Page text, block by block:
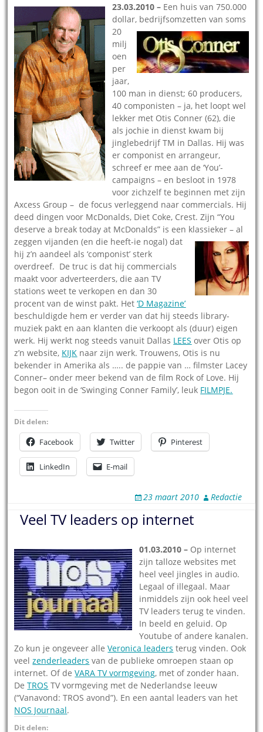
23.03.2010 – Een huis van 750.000
dollar, bedrijfsomzetten van soms
20
milj
oen
per
jaar,
100 man in dienst; 60 producers,
40 componisten – ja, het loopt wel
lekker met Otis Conner (62), die
als jochie in dienst kwam bij
jinglebedrijf TM in Dallas. Hij was
er componist en arrangeur,
schreef er mee aan de ‘You’-
campaigns – en besloot in 1978
voor zichzelf te beginnen met zijn
Axcess Group – de focus verleggend naar commercials. Hij
deed dingen voor McDonalds, Diet Coke, Crest. Zijn “You
deserve a break today at McDonalds” is een klassieker – al
zeggen vijanden (en die heeft-ie nogal) dat
hij z’n aandeel als ‘componist’ sterk
overdreef. De truc is dat hij commercials
maakt voor adverteerders, die aan TV
stations weet te verkopen en dan 30
procent van de winst pakt. Het‘D Magazine’
beschuldigde hem er verder van dat hij steeds library-
muziek pakt en aan klanten die verkoopt als (duur) eigen
werk. Hij werkt nog steeds vanuit Dallas LEES over Otis op
z’n website, KIJK naar zijn werk. Trouwens, Otis is nu
bekender in Amerika als ….. de pappie van … filmster Lacey
Conner– onder meer bekend van de film Rock of Love. Hij
begon ooit in de ‘Swinging Conner Family’, leuk FILMPJE.
Dit delen:
Facebook Twitter Pinterest
LinkedIn E-mail
23 maart 2010 Redactie
Veel TV leaders op internet
01.03.2010 – Op internet
zijn talloze websites met
heel veel jingles in audio.
Legaal of illegaal. Maar
inmiddels zijn ook heel veel
TV leaders terug te vinden.
In beeld en geluid. Op
Youtube of andere kanalen.
Zo kun je ongeveer alleVeronica leaders terug vinden. Ook
veelzenderleaders van de publieke omroepen staan op
internet. Of deVARA TV vormgeving, met of zonder haan.
DeTROS TV vormgeving met de Nederlandse leeuw
(“Vanavond: TROS avond”). En een aantal leaders van het
NOS Journaal.
Dit delen: